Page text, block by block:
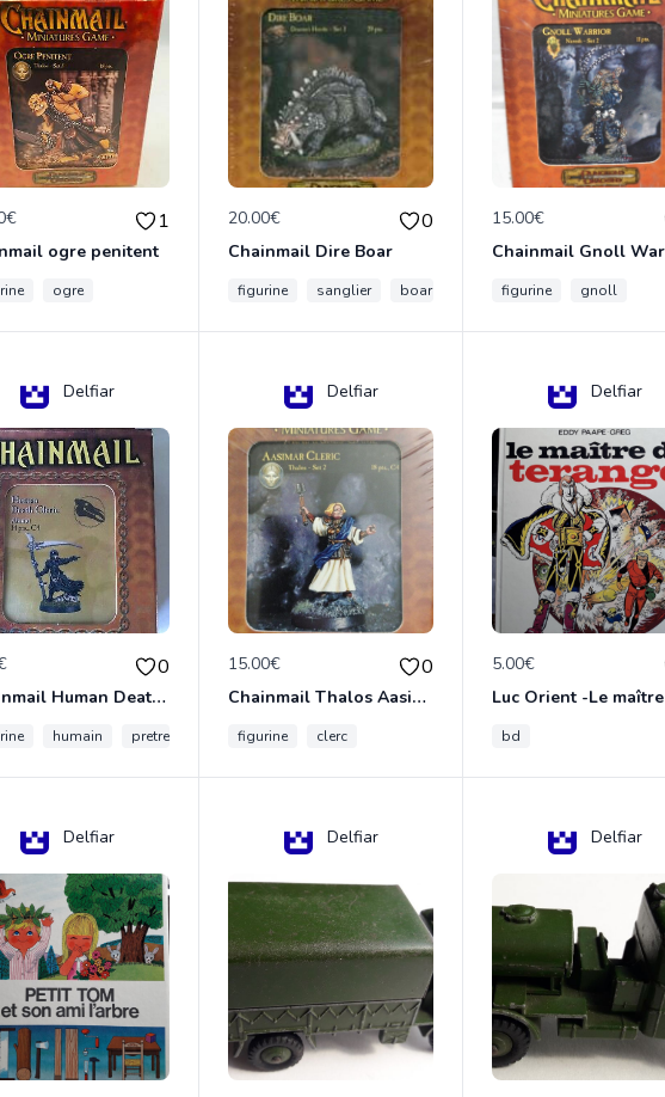
1
ogre penitent
ogre
20.00€ 0
Chainmail Dire Boar
figurine sanglier boar
15.00€
figurine gnoll
Delfiar
0
Chainmail Human Death Cleric
humain pretre
Delfiar
15.00€ 0
Chainmail Thalos Aasimar Cleric
figurine clerc
Delfiar
5.00€
bd
Delfiar Delfiar Delfiar